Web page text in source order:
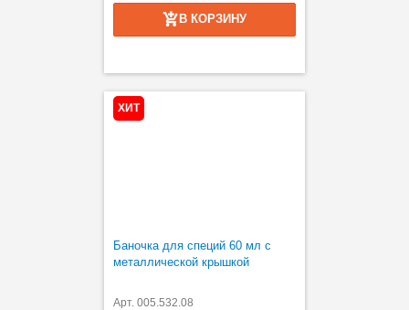
В КОРЗИНУ
ХИТ
Баночка для специй 60 мл с
металлической крышкой
Арт. 005.532.08